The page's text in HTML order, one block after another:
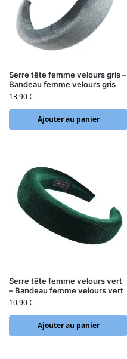
Serre tête femme velours gris –
Bandeau femme velours gris
13,90€
Ajouter au panier
Serre tête femme velours vert
– Bandeau femme velours vert
10,90€
Ajouter au panier